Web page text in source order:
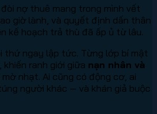
nợ thuê mang trong mình vết
giờ lành, và quyết định dấn thân
kế hoạch trả thù đã ấp ủ từ lâu.
thứ ngay lập tức. Từng lớp bí mật
ranh giới giữa nạn nhân và
nhạt. Ai cũng có động cơ, ai
người khác — và khán giả buộc